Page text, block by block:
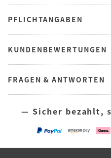
PFLICHTANGABEN
KUNDENBEWERTUNGEN
FRAGEN & ANTWORTEN
— Sicher bezahlt,